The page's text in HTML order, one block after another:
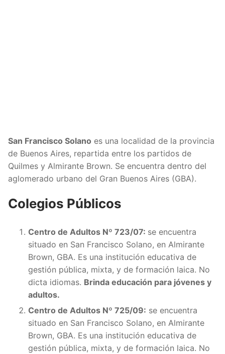
San Francisco Solano es una localidad de la provincia
de Buenos Aires, repartida entre los partidos de
Quilmes y Almirante Brown. Se encuentra dentro del
aglomerado urbano del Gran Buenos Aires (GBA).
Colegios Públicos
Centro de Adultos Nº 723/07: se encuentra
situado en San Francisco Solano, en Almirante
Brown, GBA. Es una institución educativa de
gestión pública, mixta, y de formación laica. No
dicta idiomas. Brinda educación para jóvenes y
adultos.
Centro de Adultos Nº 725/09: se encuentra
situado en San Francisco Solano, en Almirante
Brown, GBA. Es una institución educativa de
gestión pública, mixta, y de formación laica. No